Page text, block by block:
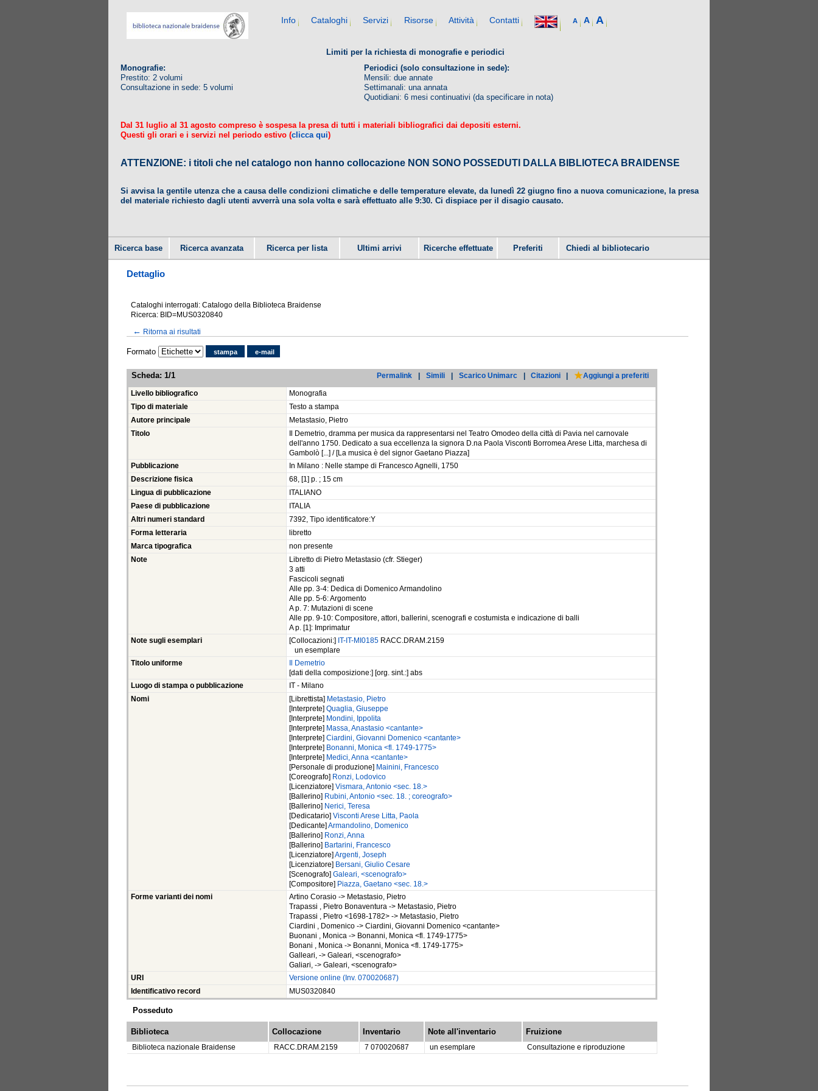
Info Cataloghi Servizi Risorse Attività Contatti A A A
Limiti per la richiesta di monografie e periodici
Monografie:
Periodici (solo consultazione in sede):
Prestito: 2 volumi
Mensili: due annate
Consultazione in sede: 5 volumi
Settimanali: una annata
Quotidiani: 6 mesi continuativi (da specificare in nota)
Dal 31 luglio al 31 agosto compreso è sospesa la presa di tutti i materiali bibliografici dai depositi esterni.
Questi gli orari e i servizi nel periodo estivo (clicca qui)
ATTENZIONE: i titoli che nel catalogo non hanno collocazione NON SONO POSSEDUTI DALLA BIBLIOTECA BRAIDENSE
Si avvisa la gentile utenza che a causa delle condizioni climatiche e delle temperature elevate, da lunedì 22 giugno fino a nuova comunicazione, la presa
del materiale richiesto dagli utenti avverrà una sola volta e sarà effettuato alle 9:30. Ci dispiace per il disagio causato.
Ricerca base Ricerca avanzata Ricerca per lista Ultimi arrivi Ricerche effettuate Preferiti Chiedi al bibliotecario
Dettaglio
Cataloghi interrogati: Catalogo della Biblioteca Braidense
Ricerca: BID=MUS0320840
← Ritorna ai risultati
Formato stampa e-mail
Scheda: 1/1 Permalink Simili Scarico Unimarc Citazioni Aggiungi a preferiti
Livello bibliografico
Monografia
Tipo di materiale
Testo a stampa
Autore principale
Metastasio, Pietro
Titolo
Il Demetrio, dramma per musica da rappresentarsi nel Teatro Omodeo della città di Pavia nel carnovale
dell'anno 1750. Dedicato a sua eccellenza la signora D.na Paola Visconti Borromea Arese Litta, marchesa di
Gambolò [...] / [La musica è del signor Gaetano Piazza]
Pubblicazione
In Milano : Nelle stampe di Francesco Agnelli, 1750
Descrizione fisica
68, [1] p. ; 15 cm
Lingua di pubblicazione
ITALIANO
Paese di pubblicazione
ITALIA
Altri numeri standard
7392, Tipo identificatore:Y
Forma letteraria
libretto
Marca tipografica
non presente
Note
Libretto di Pietro Metastasio (cfr. Stieger)
3 atti
Fascicoli segnati
Alle pp. 3-4: Dedica di Domenico Armandolino
Alle pp. 5-6: Argomento
A p. 7: Mutazioni di scene
Alle pp. 9-10: Compositore, attori, ballerini, scenografi e costumista e indicazione di balli
A p. [1]: Imprimatur
Note sugli esemplari
[Collocazioni:] IT-IT-MI0185 RACC.DRAM.2159
un esemplare
Titolo uniforme
Il Demetrio
[dati della composizione:] [org. sint.:] abs
Luogo di stampa o pubblicazione
IT - Milano
Nomi
[Librettista]
Metastasio, Pietro
[Interprete] Quaglia, Giuseppe
[Interprete]
Mondini, Ippolita
[Interprete]
Massa, Anastasio <cantante>
[Interprete] Ciardini, Giovanni Domenico <cantante>
[Interprete]
Bonanni, Monica <fl. 1749-1775>
[Interprete]
Medici, Anna <cantante>
[Personale di produzione]
Mainini, Francesco
[Coreografo]
Ronzi, Lodovico
[Licenziatore] Vismara, Antonio <sec. 18.>
[Ballerino]
Rubini, Antonio <sec. 18. ; coreografo>
[Ballerino]
Nerici, Teresa
[Dedicatario] Visconti Arese Litta, Paola
[Dedicante] Armandolino, Domenico
[Ballerino]
Ronzi, Anna
[Ballerino]
Bartarini, Francesco
[Licenziatore] Argenti, Joseph
[Licenziatore]
Bersani, Giulio Cesare
[Scenografo] Galeari, <scenografo>
[Compositore]
Piazza, Gaetano <sec. 18.>
Forme varianti dei nomi
Artino Corasio -> Metastasio, Pietro
Trapassi , Pietro Bonaventura -> Metastasio, Pietro
Trapassi , Pietro <1698-1782> -> Metastasio, Pietro
Ciardini , Domenico -> Ciardini, Giovanni Domenico <cantante>
Buonani , Monica -> Bonanni, Monica <fl. 1749-1775>
Bonani , Monica -> Bonanni, Monica <fl. 1749-1775>
Galleari, -> Galeari, <scenografo>
Galiari, -> Galeari, <scenografo>
URI
Versione online (Inv. 070020687)
Identificativo record
MUS0320840
Posseduto
Biblioteca Collocazione Inventario Note all'inventario Fruizione
Biblioteca nazionale Braidense RACC.DRAM.2159 7 070020687 un esemplare Consultazione e riproduzione